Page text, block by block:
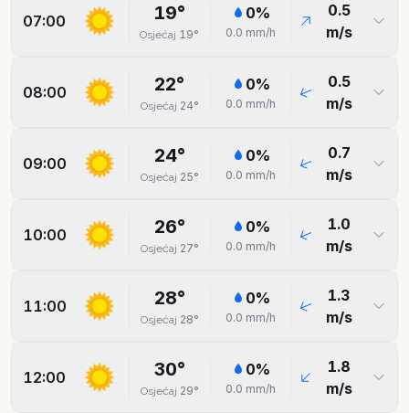
07:00 19°
Osjećaj 19°
0%
0.0 mm/h
0.5
m/s
08:00 22°
Osjećaj 24°
0%
0.0 mm/h
0.5
m/s
09:00 24°
Osjećaj 25°
0%
0.0 mm/h
0.7
m/s
10:00 26°
Osjećaj 27°
0%
0.0 mm/h
1.0
m/s
11:00 28°
Osjećaj 28°
0%
0.0 mm/h
1.3
m/s
12:00 30°
Osjećaj 29°
0%
0.0 mm/h
1.8
m/s